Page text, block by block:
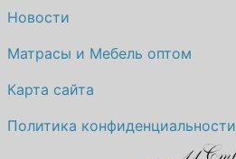
Новости
Матрасы и Мебель оптом
Карта сайта
Политика конфиденциальности